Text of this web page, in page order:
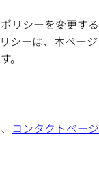
リシーを変更する
シーは、本ページ
。
コンタクトページ